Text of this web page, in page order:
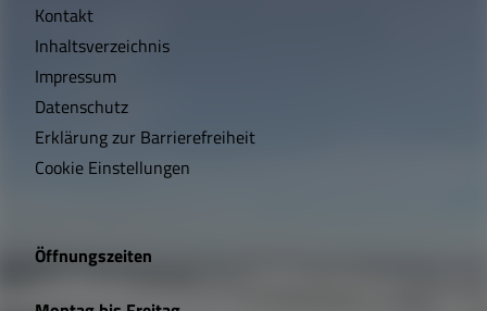
c
h
t
i
e
L
Kontakt
Inhaltsverzeichnis
Impressum
Datenschutz
Erklärung zur Barrierefreiheit
Cookie Einstellungen
Öffnungszeiten